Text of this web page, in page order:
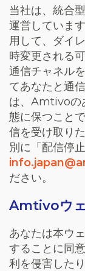
当社は、統合
運営していま
用して、ダイ
時変更される
通信チャネル
てあなたと通
は、 Amtivoの
態に保つこと
信を受け取り
別に「配信停
ださい。
Amtivoウ
あなたは本ウ
することに同
利を侵害した